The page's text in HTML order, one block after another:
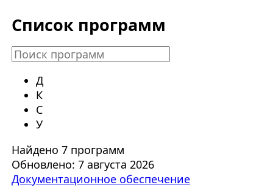
Список программ
Д
К
С
У
Найдено 7 программ
Обновлено: 7 августа 2026
Документационное обеспечение